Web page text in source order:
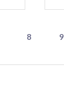
8 9